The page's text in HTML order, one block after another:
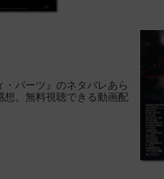
・パーツ』のネタバレあら
想。無料視聴できる動画配